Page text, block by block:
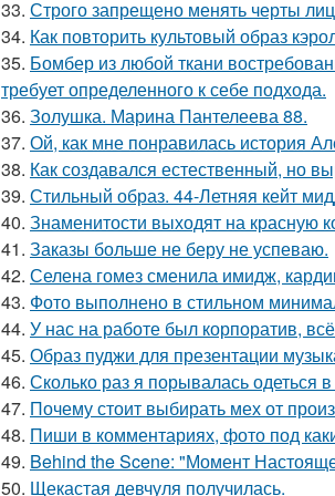
33. Строго запрещено менять черты
34. Как повторить культовый образ
35. Бомбер из любой ткани
требует определенного к себе подхода.
36. Золушка. Марина Пантелеева 88.
37. Ой, как мне понравилась история
38. Как создавался естественный, но
39. Стильный образ. 44-Летняя кейт
40. Знаменитости выходят на красную
41. Заказы больше не беру не успеваю.
42. Селена гомез сменила имидж,
43. Фото выполнено в стильном
44. У нас на работе был корпоратив,
45. Образ пуджи для презентации
46. Сколько раз я порывалась одеться
47. Почему стоит выбирать мех от
48. Пиши в комментариях, фото под
49. Behind the Scene: "Момент
50. Щекастая девчуля получилась.